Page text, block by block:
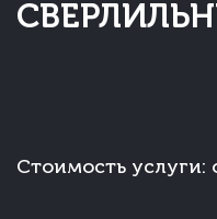
Стоимость услуги: